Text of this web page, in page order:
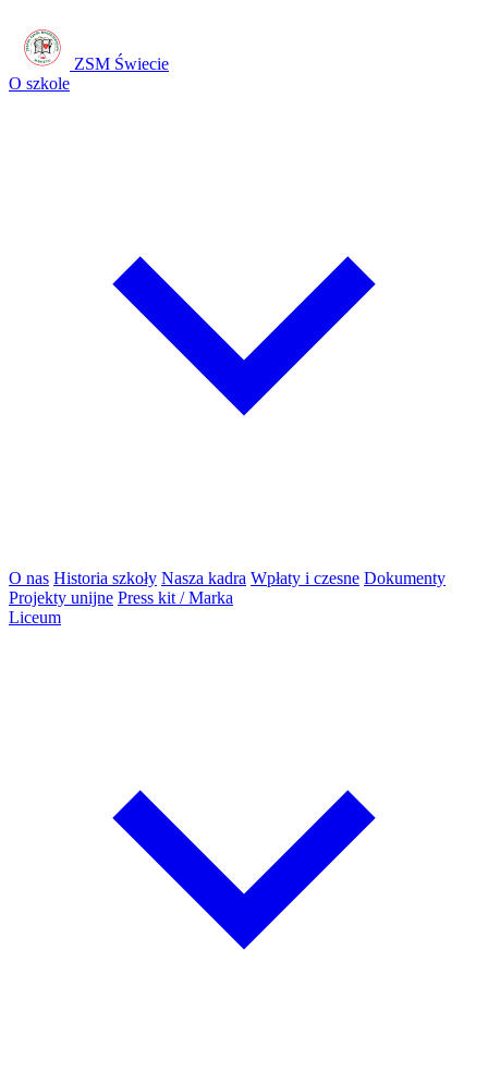
ZSM Świecie
O szkole
O nas Historia szkoły Nasza kadra Wpłaty i czesne Dokumenty
Projekty unijne Press kit / Marka
Liceum